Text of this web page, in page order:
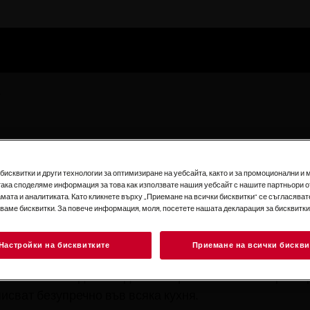
като приготвено от шеф-готвач. Всички модели
Независимо дали подготвяте романтична вечеря
като приготвено от шеф-готвач. Всички модели
Независимо дали подготвяте романтична вечеря
и други технологии за оптимизиране на уебсайта, както и за промоционални и
споделяме информация за това как използвате нашия уебсайт с нашите партньори
и аналитиката. Като кликнете върху „Приемане на всички бисквитки“ се
бисквитки. За повече информация, моля, посетете нашата декларация за бисквитки.
на бисквитките Приемане на всички